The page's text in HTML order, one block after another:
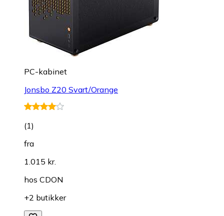
PC-kabinet
Jonsbo Z20 Svart/Orange
(1)
fra
1.015 kr.
hos CDON
+2 butikker